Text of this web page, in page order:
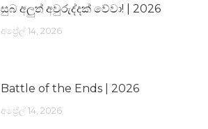
සුබ අලුත් අවුරුද්දක් වේවා! | 2026
අප්‍රේල් 14, 2026
Battle of the Ends | 2026
අප්‍රේල් 14, 2026